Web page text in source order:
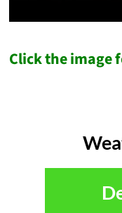
Click the image